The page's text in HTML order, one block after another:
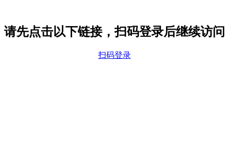
请先点击以下链接，扫码登录后继续访问
扫码登录